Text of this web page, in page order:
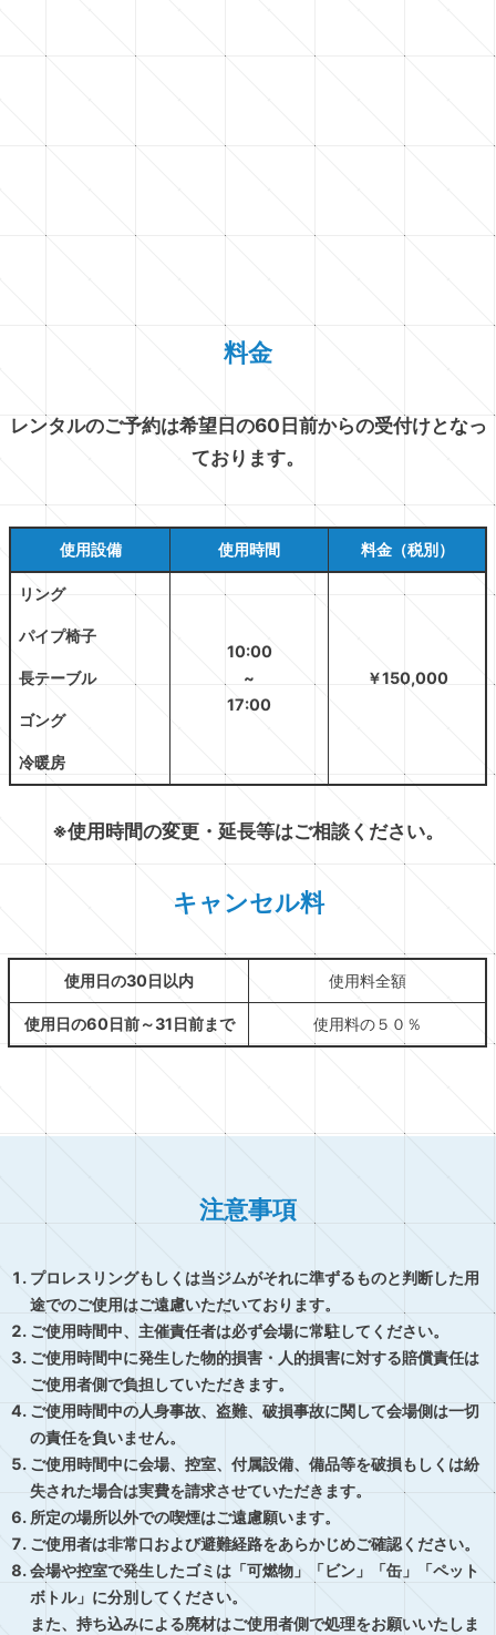
料金
レンタルのご予約は希望日の60日前からの受付けとなっ
ております。
使用設備 使用時間 料金（税別）
リング
10:00
~
17:00
￥150,000
パイプ椅子
長テーブル
ゴング
冷暖房
※使用時間の変更・延長等はご相談ください。
キャンセル料
使用日の30日以内 使用料全額
使用日の60日前～31日前まで 使用料の５０％
注意事項
プロレスリングもしくは当ジムがそれに準ずるものと判断した用
途でのご使用はご遠慮いただいております。
ご使用時間中、主催責任者は必ず会場に常駐してください。
ご使用時間中に発生した物的損害・人的損害に対する賠償責任は
ご使用者側で負担していただきます。
ご使用時間中の人身事故、盗難、破損事故に関して会場側は一切
の責任を負いません。
ご使用時間中に会場、控室、付属設備、備品等を破損もしくは紛
失された場合は実費を請求させていただきます。
所定の場所以外での喫煙はご遠慮願います。
ご使用者は非常口および避難経路をあらかじめご確認ください。
会場や控室で発生したゴミは「可燃物」「ビン」「缶」「ペット
ボトル」に分別してください。
また、持ち込みによる廃材はご使用者側で処理をお願いいたしま